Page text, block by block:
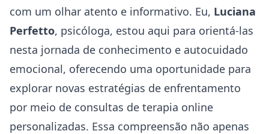
com um olhar atento e informativo. Eu, Luciana
Perfetto, psicóloga, estou aqui para orientá-las
nesta jornada de conhecimento e autocuidado
emocional, oferecendo uma oportunidade para
explorar novas estratégias de enfrentamento
por meio de consultas de terapia online
personalizadas. Essa compreensão não apenas